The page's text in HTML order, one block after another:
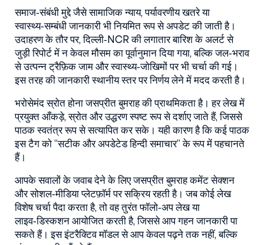
समाज‑संबंधी मुद्दे जैसे सामाजिक न्याय, पर्यावरणीय खतरे या
स्वास्थ्य‑सम्बंधी जानकारी भी नियमित रूप से अपडेट की जाती है।
उदाहरण के तौर पर, दिल्ली‑NCR की लगातार बारिश के अलर्ट से
जुड़ी रिपोर्ट में न केवल मौसम का पूर्वानुमान दिया गया, बल्कि जल‑भराव
से उत्पन्न ट्रैफ़िक जाम और स्वास्थ्य‑जोखिमों पर भी चर्चा की गई।
इस तरह की जानकारी स्थानीय स्तर पर निर्णय लेने में मदद करती है।
भरोसेमंद स्रोत होना जसप्रीत बुमराह की प्राथमिकता है। हर लेख में
प्रयुक्त आँकड़े, स्रोत और उद्धरण स्पष्ट रूप से दर्शाए जाते हैं, जिससे
पाठक स्वतंत्र रूप से सत्यापित कर सके। यही कारण है कि कई पाठक
इस टैग को “सटीक और अपडेटेड हिन्दी समाचार” के रूप में पहचानते
हैं।
आपके सवालों के जवाब देने के लिए जसप्रीत बुमराह कमेंट सेक्शन
और सोशल‑मीडिया प्लेटफ़ॉर्म पर सक्रिय रहती है। जब कोई लेख
विशेष चर्चा पैदा करता है, तो वह तुरंत फॉलो‑अप लेख या
लाइव‑डिस्कशन आयोजित करती है, जिससे आप गहन जानकारी पा
सकते हैं। इस इंटरैक्टिव मॉडल से आप केवल पढ़ने तक नहीं, बल्कि